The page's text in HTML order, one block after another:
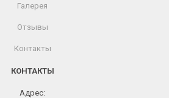
Галерея
Отзывы
Контакты
КОНТАКТЫ
Адрес: